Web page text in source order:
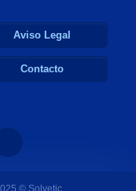
Aviso Legal
Contacto